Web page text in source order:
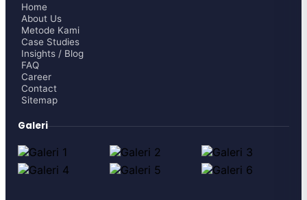
Home
About Us
Metode Kami
Case Studies
Insights / Blog
FAQ
Career
Contact
Sitemap
Galeri